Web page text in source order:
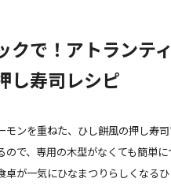
クで！アトランテ
し寿司レシピ
モンを重ねた、ひし餅風の押し寿
で、専用の木型がなくても簡単に
卓が一気にひなまつりらしくなる